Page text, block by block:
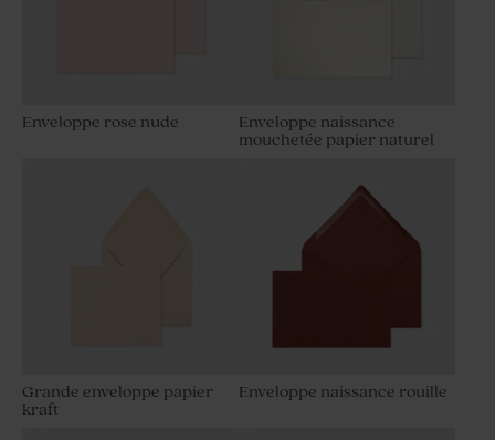
Enveloppe rose nude
Enveloppe naissance
mouchetée papier naturel
Grande enveloppe papier
kraft
Enveloppe naissance rouille